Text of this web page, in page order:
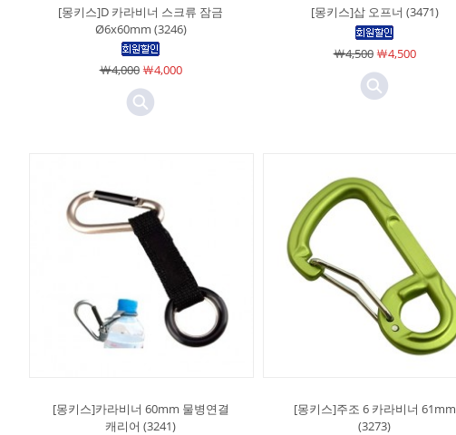
[몽키스]D 카라비너 스크류 잠금
Ø6x60mm (3246)
￦4,000￦4,000
[몽키스]삽 오프너 (3471)
￦4,500￦4,500
[몽키스]카라비너 60mm 물병연결
캐리어 (3241)
[몽키스]주조 6 카라비너 61mm
(3273)